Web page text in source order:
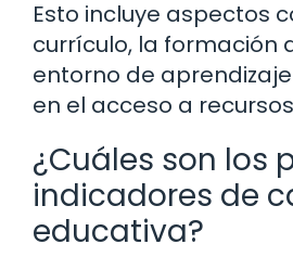
Esto incluye aspectos
currículo, la formación
entorno de
en el acceso a
¿Cuáles son los
indicadores de
educativa?